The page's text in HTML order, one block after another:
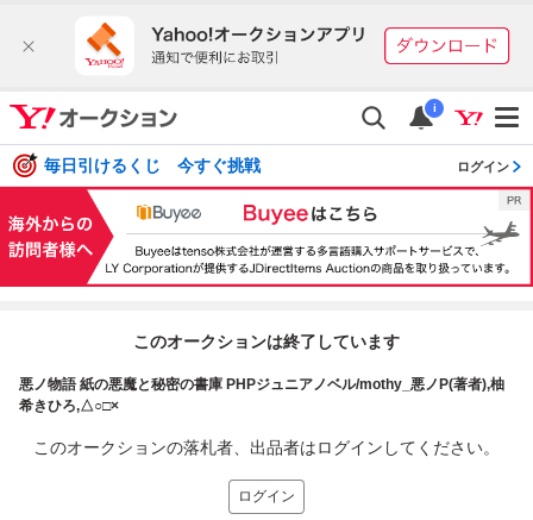
i
毎日引けるくじ 今すぐ挑戦 ログイン
このオークションは終了しています
悪ノ物語 紙の悪魔と秘密の書庫 PHPジュニアノベル/mothy_悪ノP(著者),柚
希きひろ,△○□×
このオークションの落札者、出品者はログインしてください。
ログイン